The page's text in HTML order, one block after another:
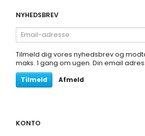
NYHEDSBREV
Email-
adresse
Tilmeld dig vores nyhedsbrev og
maks. 1 gang om ugen. Din email
Tilmeld
Afmeld
KONTO